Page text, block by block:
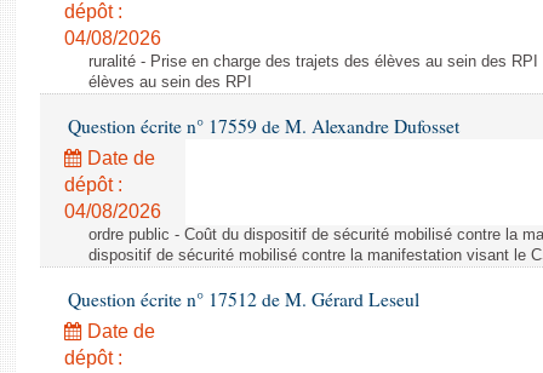
dépôt :
04/08/2026
ruralité - Prise en charge des trajets des élèves au sein des
élèves au sein des RPI
Question écrite n° 17559 de M. Alexandre Dufosset
Date de
dépôt :
04/08/2026
ordre public - Coût du dispositif de sécurité mobilisé contre la
dispositif de sécurité mobilisé contre la manifestation visant le
Question écrite n° 17512 de M. Gérard Leseul
Date de
dépôt :